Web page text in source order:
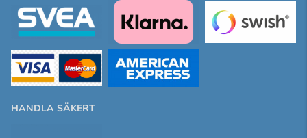
HANDLA SÄKERT